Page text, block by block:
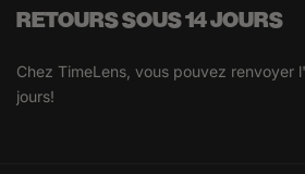
RETOURS SOUS 14 JOURS
Chez TimeLens, vous pouvez renvoyer
jours!